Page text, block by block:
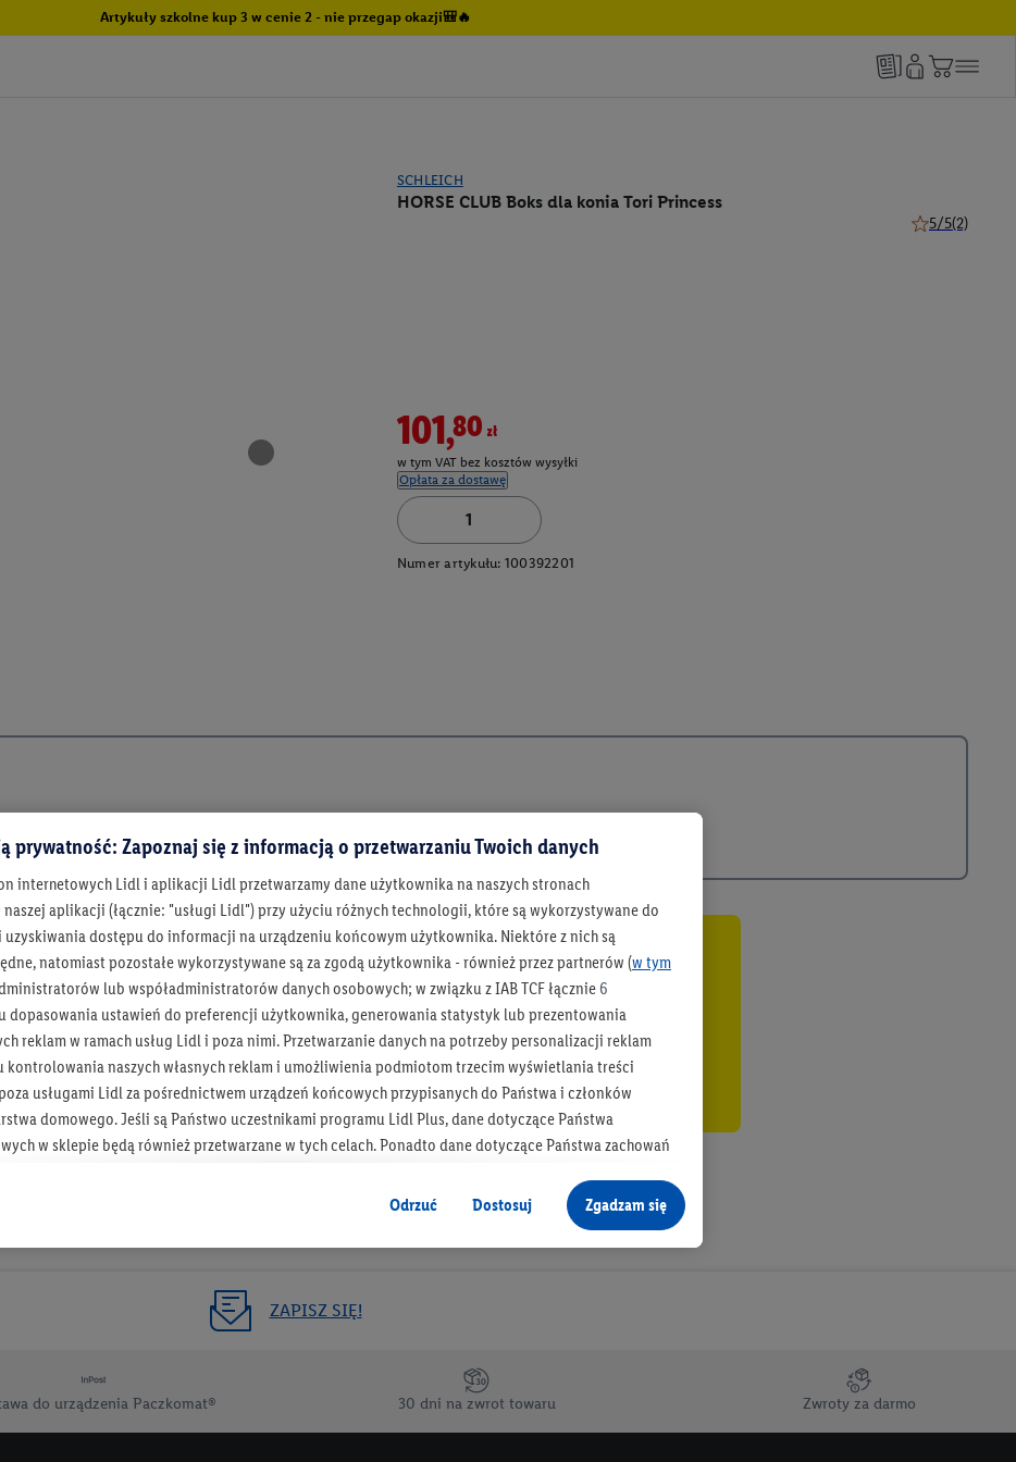
Artykuły szkolne kup 3 w cenie 2 - nie przegap okazji🎒🔥
SCHLEICH
HORSE CLUB Boks dla konia Tori Princess
5/5(2)
101,80zł
w tym VAT bez kosztów wysyłki
Opłata za dostawę
Numer artykułu: 100392201
Bądź na bieżąco
Otrzymuj newsletter Lidla
Zapisz się!
ZAPISZ SIĘ!
do urządzenia Paczkomat® 30 dni na zwrot towaru Zwroty za darmo
prywatność: Zapoznaj się z informacją o przetwarzaniu Twoich danych
internetowych Lidl i aplikacji Lidl przetwarzamy dane użytkownika na naszych stronach
aplikacji (łącznie: "usługi Lidl") przy użyciu różnych technologii, które są wykorzystywane do
uzyskiwania dostępu do informacji na urządzeniu końcowym użytkownika. Niektóre z nich są
natomiast pozostałe wykorzystywane są za zgodą użytkownika - również przez partnerów (w tym
lub współadministratorów danych osobowych; w związku z IAB TCF łącznie 6
dopasowania ustawień do preferencji użytkownika, generowania statystyk lub prezentowania
reklam w ramach usług Lidl i poza nimi. Przetwarzanie danych na potrzeby personalizacji reklam
kontrolowania naszych własnych reklam i umożliwienia podmiotom trzecim wyświetlania treści
usługami Lidl za pośrednictwem urządzeń końcowych przypisanych do Państwa i członków
domowego. Jeśli są Państwo uczestnikami programu Lidl Plus, dane dotyczące Państwa
w sklepie będą również przetwarzane w tych celach. Ponadto dane dotyczące Państwa zachowań
jako niezależny administrator danych
reklam opiera się na generowaniu profili, które są również wzbogacane o dane z innych
klienta - np. wieku lub płci - a także dokładnych danych dotyczących lokalizacji), również przez różne
i usługi Lidl, w tym przechowywanie lub uzyskiwanie dostępu do informacji na urządzeniach
się również w celu pomiaru wydajności/skuteczności reklamy, badania grup docelowych,
oraz zapewnienia bezpieczeństwa technicznego i optymalizacji wyświetlania konkretnych treści.
Odrzuć Dostosuj Zgadzam się